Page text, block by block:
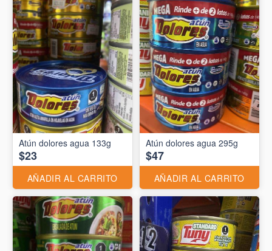
Atún dolores agua 133g
$23
AÑADIR AL CARRITO
Atún dolores agua 295g
$47
AÑADIR AL CARRITO